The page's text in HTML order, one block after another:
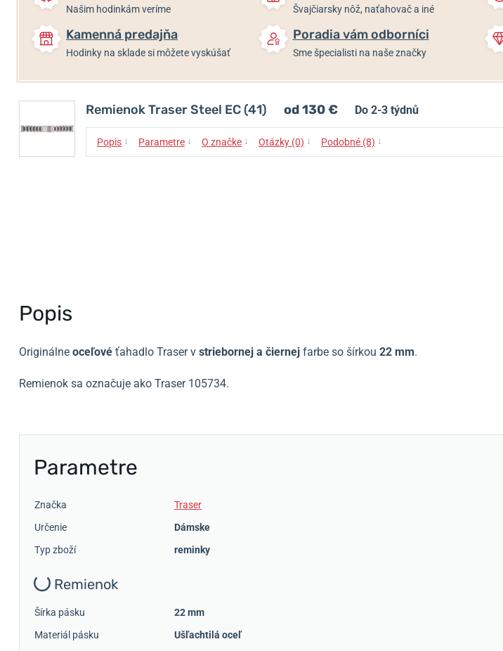
Našim hodinkám veríme Švajčiarsky nôž, naťahovač a iné
Kamenná predajňa
Hodinky na sklade si môžete vyskúšať
Poradia vám odborníci
Sme špecialisti na naše značky
Remienok Traser Steel EC (41) od 130 € Do 2-3 týdnů
Popis ↓ Parametre ↓ O značke ↓ Otázky (0) ↓ Podobné (8) ↓
Popis
Originálne oceľové ťahadlo Traser v striebornej a čiernej farbe so šírkou 22 mm.
Remienok sa označuje ako Traser 105734.
Parametre
Značka
Traser
Určenie
Dámske
Typ zboží
reminky
Remienok
Šírka pásku
22 mm
Materiál pásku
Ušľachtilá oceľ